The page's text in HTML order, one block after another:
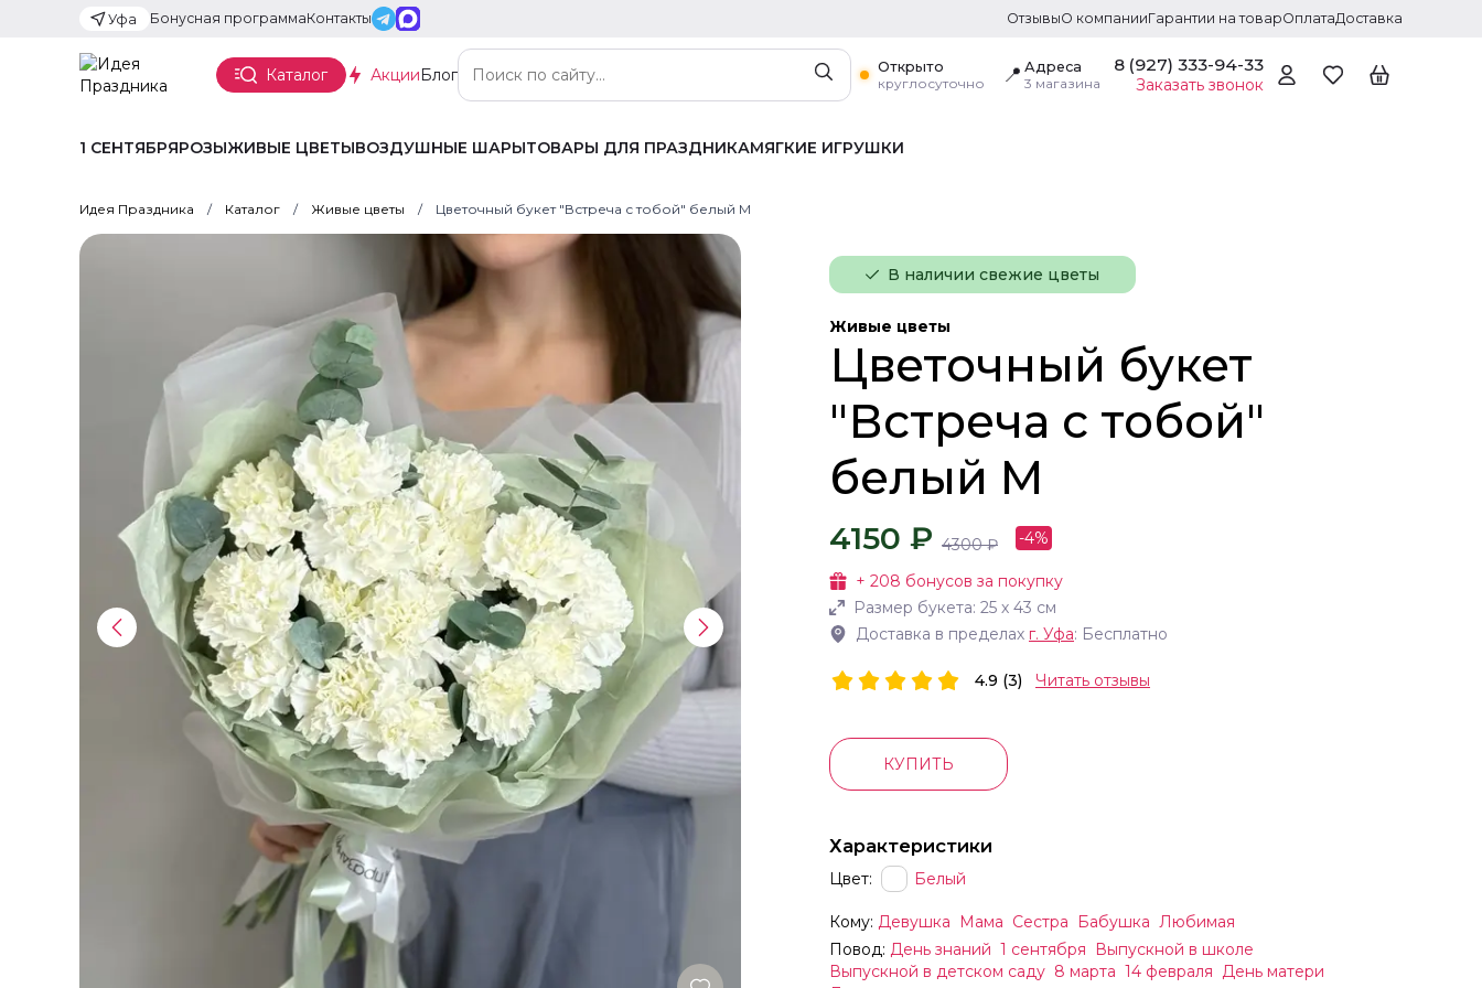
Уфа Бонусная программаКонтакты ОтзывыО компанииГарантии на товарОплатаДоставка
Каталог АкцииБлог
Открыто
круглосуточно
📍 Адреса
3 магазина
8 (927) 333-94-33
Заказать звонок
1 СЕНТЯБРЯРОЗЫЖИВЫЕ ЦВЕТЫВОЗДУШНЫЕ ШАРЫТОВАРЫ ДЛЯ ПРАЗДНИКАМЯГКИЕ ИГРУШКИ
Идея Праздника Каталог Живые цветы Цветочный букет "Встреча с тобой" белый M
В наличии свежие цветы
Живые цветы
Цветочный букет
"Встреча с тобой"
белый M
4150 ₽ 4300₽ -4%
+ 208 бонусов за покупку
Размер букета: 25 х 43 см
Доставка в пределах г. Уфа: Бесплатно
4.9 (3) Читать отзывы
КУПИТЬ
Характеристики
Цвет: Белый
Кому: Девушка Мама Сестра Бабушка Любимая
Повод: День знаний 1 сентября
Выпускной в школе
Выпускной в детском саду 8 марта 14 февраля День матери